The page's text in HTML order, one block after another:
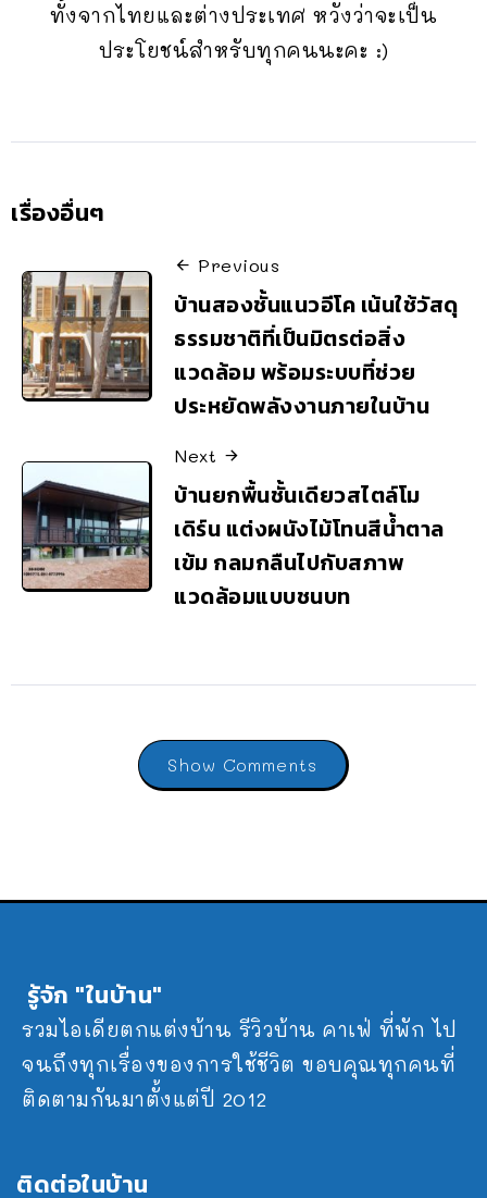
ทั้งจากไทยและต่างประเทศ หวังว่าจะเป็น
ประโยชน์สำหรับทุกคนนะคะ :)
เรื่องอื่นๆ
Previous
บ้านสองชั้นแนวอีโค เน้นใช้วัสดุ
ธรรมชาติที่เป็นมิตรต่อสิ่ง
แวดล้อม พร้อมระบบที่ช่วย
ประหยัดพลังงานภายในบ้าน
Next
บ้านยกพื้นชั้นเดียวสไตล์โม
เดิร์น แต่งผนังไม้โทนสีน้ำตาล
เข้ม กลมกลืนไปกับสภาพ
แวดล้อมแบบชนบท
Show Comments
รู้จัก "ในบ้าน"
รวมไอเดียตกแต่งบ้าน รีวิวบ้าน คาเฟ่ ที่พัก ไป
จนถึงทุกเรื่องของการใช้ชีวิต ขอบคุณทุกคนที่
ติดตามกันมาตั้งแต่ปี 2012
ติดต่อในบ้าน